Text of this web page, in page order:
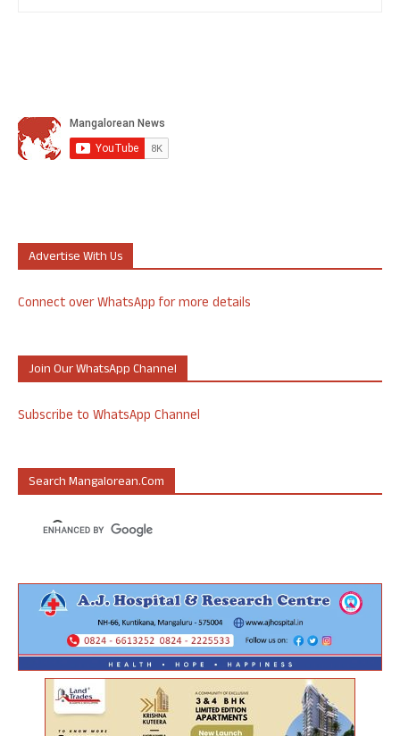
Advertise With Us
Connect over WhatsApp for more details
Join Our WhatsApp Channel
Subscribe to WhatsApp Channel
Search Mangalorean.com